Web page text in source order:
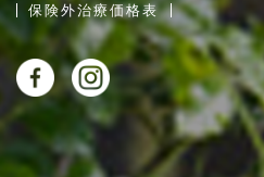
保険外治療価格表